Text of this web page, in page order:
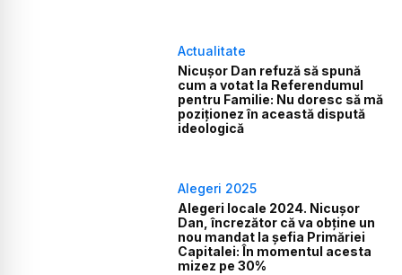
Actualitate
Nicușor Dan refuză să spună
cum a votat la Referendumul
pentru Familie: Nu doresc să mă
poziționez în această dispută
ideologică
Alegeri 2025
Alegeri locale 2024. Nicușor
Dan, încrezător că va obține un
nou mandat la șefia Primăriei
Capitalei: În momentul acesta
mizez pe 30%